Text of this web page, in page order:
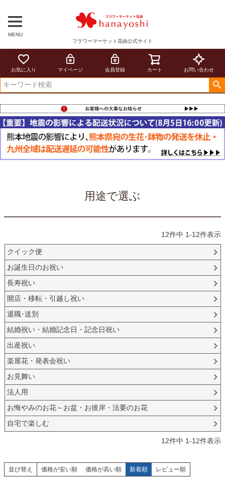
MENU
フラワーマーケット花由公式サイト
お気に入り マイページ 会員登録 カート お問い合わせ
用途で選ぶ
12件中 1-12件表示
クイック便
お誕生日のお祝い
長寿祝い
開店・移転・引越し祝い
退職･送別
結婚祝い・結婚記念日・記念日祝い
出産祝い
楽屋花・発表会祝い
お見舞い
法人用
お悔やみのお花～お盆・お彼岸・法要のお花
自宅で楽しむ
12件中 1-12件表示
並び替え 価格が安い順 価格が高い順 新着順 レビュー順